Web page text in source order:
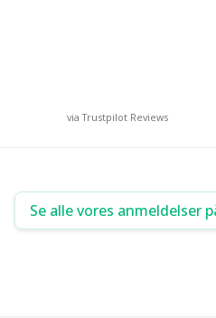
via Trustpilot Reviews
Se alle vores anmeldelser